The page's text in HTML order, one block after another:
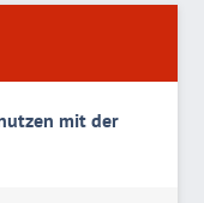
mit der